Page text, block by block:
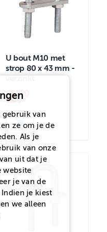
U bout M10 met
strop 80 x 43 mm -
verzinkt
2.50
gebruik van
ze om je de
Als je
van onze
uit dat je
website
je van de
je kiest
we alleen